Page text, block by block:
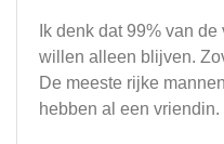
Ik denk dat 99% van
willen alleen blijven.
De meeste rijke
hebben al een vriendin.